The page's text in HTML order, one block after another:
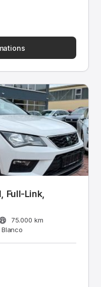
Full-Link,
75.000 km